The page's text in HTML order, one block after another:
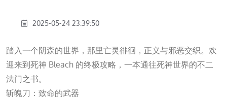
2025-05-24 23:39:50
踏入一个阴森的世界，那里亡灵徘徊，正义与邪恶交织。欢
迎来到死神 Bleach 的终极攻略，一本通往死神世界的不二
法门之书。
斩魄刀：致命的武器